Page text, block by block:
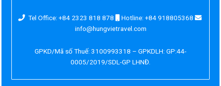
Tel Office: +84 2323 818 878
Hotline: +84 918805368
info@hungvietravel.com
GPKD/Mã số Thuế: 3100993318 – GPKDLH: GP:44-
0005/2019/SDL-GP LHNĐ.